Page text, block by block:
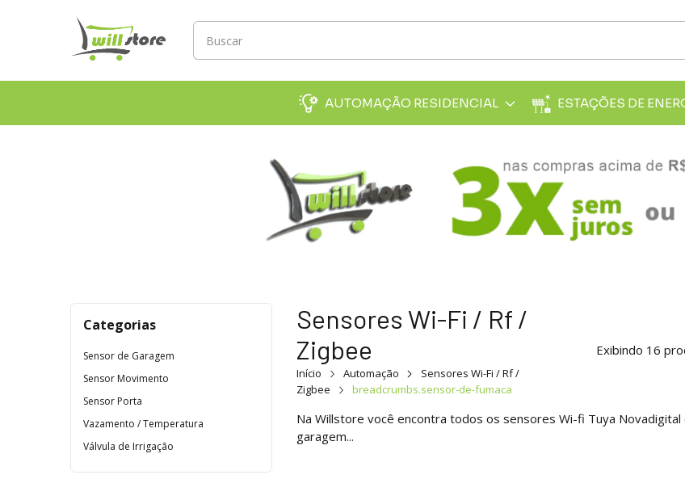
AUTOMAÇÃO RESIDENCIAL ESTAÇÕES DE
Categorias
Sensor de Garagem
Sensor Movimento
Sensor Porta
Vazamento / Temperatura
Válvula de Irrigação
Sensores Wi-Fi / Rf /
Zigbee
Início Automação
Sensores Wi-Fi / Rf /
Zigbee
breadcrumbs.sensor-de-fumaca
Exibindo 16
Na Willstore você encontra todos os sensores Wi-fi Tuya
garagem...